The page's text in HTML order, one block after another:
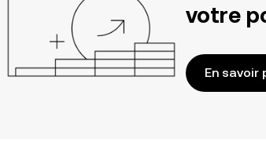
votre
En savoir